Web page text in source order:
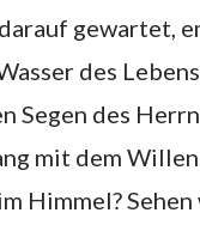
gewartet,
des
Segen des
mit dem
Sehen